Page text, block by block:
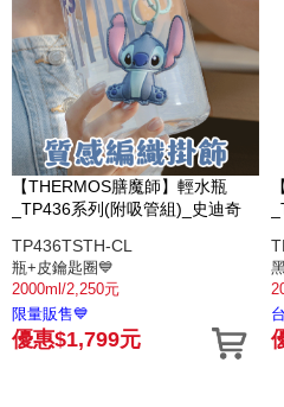
【THERMOS膳魔師】輕水瓶
_TP436系列(附吸管組)_史迪奇
TP436TSTH-CL
瓶+皮鑰匙圈💙
2000ml/2,250元
限量販售💙
優惠$1,799元